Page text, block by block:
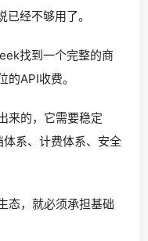
经不够用了。
找到一个完整的商
API收费。
来的，它需要稳定
系、计费体系、安全
态，就必须承担基础